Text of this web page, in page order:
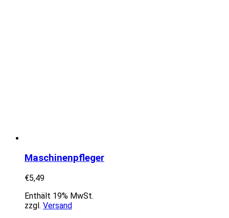
Maschinenpfleger
€5,49
Enthält 19% MwSt.
zzgl. Versand